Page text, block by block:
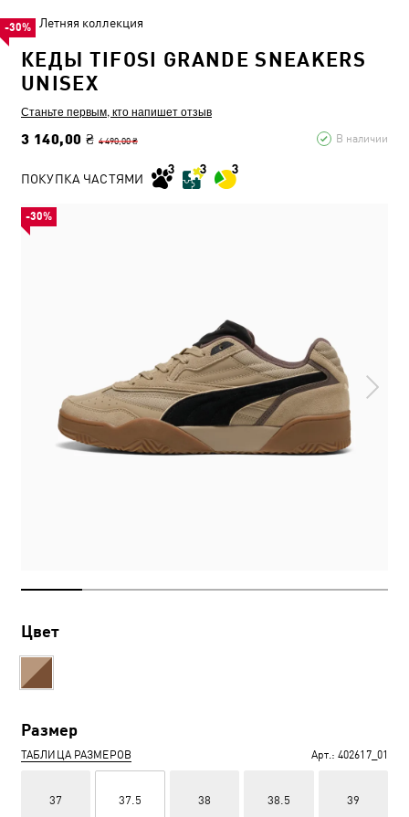
Летняя коллекция
КЕДЫ TIFOSI GRANDE SNEAKERS
UNISEX
Станьте первым, кто напишет отзыв
3 140,00 ₴ 4 490,00 ₴ В наличии
-30%
ПОКУПКА ЧАСТЯМИ
Цвет
Размер
ТАБЛИЦА РАЗМЕРОВ Арт.: 402617_01
37 37.5 38 38.5 39
-30%